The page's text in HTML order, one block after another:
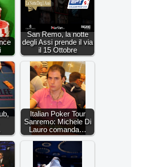
San Remo, la notte
degli Assi prende il via
il 15 Ottobre
Italian Poker Tour
Sanremo: Michele Di
Lauro comanda…